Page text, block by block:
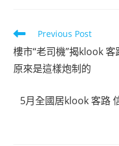
Read
more
articles
Previous Post
樓市“老司機”揭klook
原來是這樣炮制的
5月全國居klook 客路